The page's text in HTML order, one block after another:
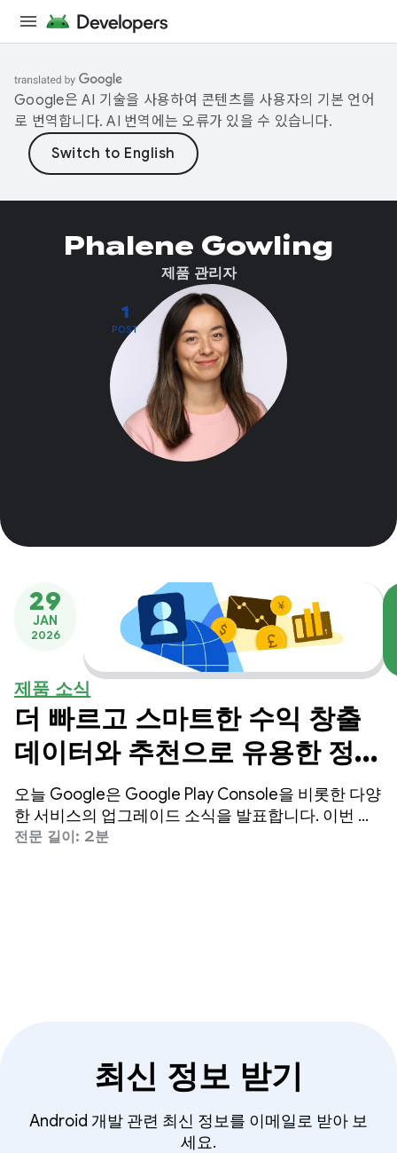
Google은 AI 기술을 사용하여 콘텐츠를 사용자의 기본 언어
로 번역합니다. AI 번역에는 오류가 있을 수 있습니다.
1
POST
Phalene Gowling
제품 관리자
29
JAN
2026
제품 소식
더 빠르고 스마트한 수익 창출
데이터와 추천으로 유용한 정보
도출 가속화
오늘 Google은 Google Play Console을 비롯한 다양
한 서비스의 업그레이드 소식을 발표합니다. 이번 업
그레이드를 통해 재무 실적을 더 자세히 파악하고 실
전문 길이: 2분
최신 정보 받기
Android 개발 관련 최신 정보를 이메일로 받아 보
세요.